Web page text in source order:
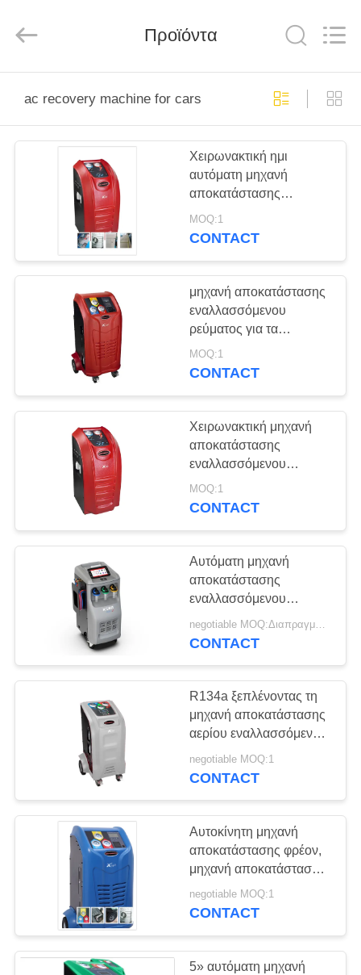
ΠΡΟΪΌΝΤΑ
ΠΕΡΊΠΟΥ
ΓΎΡΟΣ
ΕΡΓΟΣΤΑΣΊΩΝ
ΠΟΙΟΤΙΚΌΣ
ΈΛΕΓΧΟΣ
ΜΑΣ
ΕΛΆΤΕ
ΕΠΑΦΉ
ΜΕ
ΖΗΤΉΣΤΕ
ΑΠΌΣΠΑΣΜΑ
SITEMAP
PRIVACY
POLICY
Automotive
Equipment
Προϊόντα
ac recovery machine for cars
Χειρωνακτική ημι
αυτόματη μηχανή
αποκατάστασης
εναλλασσόμενου
ρεύματος για το επίπεδο
MOQ:1
CONTACT
μηχανή αποκατάστασης
εναλλασσόμενου
ρεύματος για τα
αυτοκίνητα
MOQ:1
CONTACT
Χειρωνακτική μηχανή
αποκατάστασης
εναλλασσόμενου
ρεύματος βαλβίδων
700W 800g αυτοκίνητη
MOQ:1
CONTACT
Αυτόματη μηχανή
αποκατάστασης
εναλλασσόμενου
ρεύματος αυτοκινήτων
για την ανακύκλωση
CONTACT
R134a ξεπλένοντας τη
μηχανή αποκατάστασης
αερίου εναλλασσόμενου
ρεύματος, μηχανή
αποκατάστασης
αυτοκίνητα
negotiable MOQ:1
CONTACT
Αυτοκίνητη μηχανή
αποκατάστασης φρέον,
μηχανή αποκατάστασης
εναλλασσόμενου
ρεύματος για τα
negotiable MOQ:1
CONTACT
5» αυτόματη μηχανή